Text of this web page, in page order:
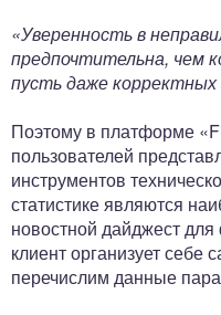
«Уверенность в
предпочтительна, чем
пусть даже
Поэтому в платформе
пользователей
инструментов
статистике являются
новостной дайджест
клиент организует себе
перечислим данные